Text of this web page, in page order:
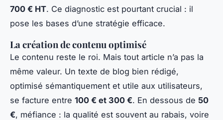
700 € HT. Ce diagnostic est pourtant crucial : il
pose les bases d’une stratégie efficace.
La création de contenu optimisé
Le contenu reste le roi. Mais tout article n’a pas la
même valeur. Un texte de blog bien rédigé,
optimisé sémantiquement et utile aux utilisateurs,
se facture entre 100 € et 300 €. En dessous de 50
€, méfiance : la qualité est souvent au rabais, voire